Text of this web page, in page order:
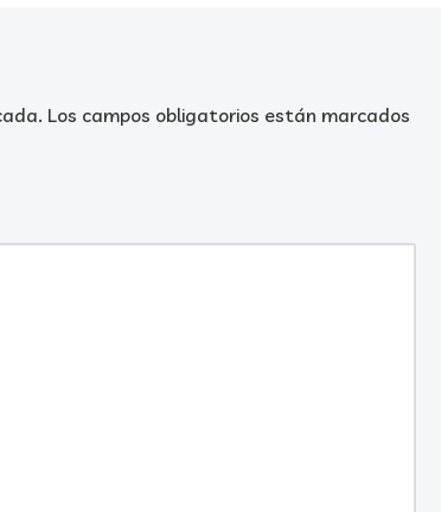
Los campos obligatorios están marcados